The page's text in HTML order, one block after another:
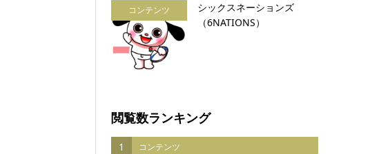
コンテンツ
シックスネーションズ
（6NATIONS）
閲覧数ランキング
1 コンテンツ